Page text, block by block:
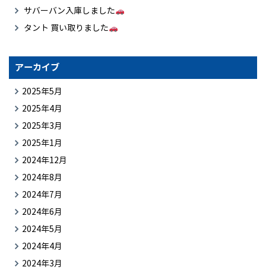
サバーバン入庫しました
タント 買い取りました
アーカイブ
2025年5月
2025年4月
2025年3月
2025年1月
2024年12月
2024年8月
2024年7月
2024年6月
2024年5月
2024年4月
2024年3月